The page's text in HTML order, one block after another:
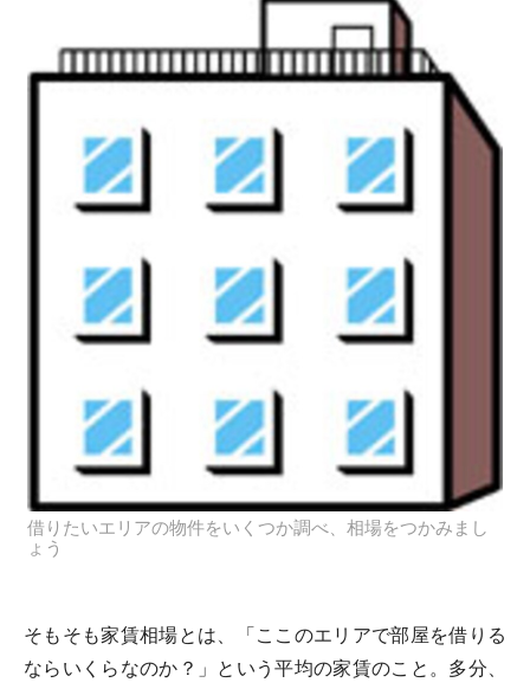
借りたいエリアの物件をいくつか調べ、相場をつかみまし
ょう
そもそも家賃相場とは、「ここのエリアで部屋を借りる
ならいくらなのか？ 」という平均の家賃のこと。多分、